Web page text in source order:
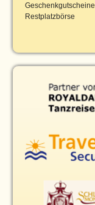
Geschenkgutscheine
Restplatzbörse